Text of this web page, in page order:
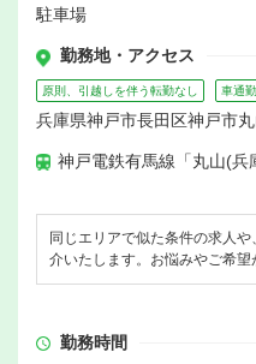
駐車場
勤務地・アクセス
原則、引越しを伴う転勤なし 車通
兵庫県神戸市長田区神戸市
神戸電鉄有馬線「丸山(兵
同じエリアで似た条件の求人
介いたします。お悩みやご希
勤務時間